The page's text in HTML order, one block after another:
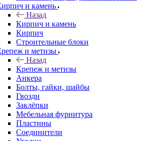
и камень
Назад
Кирпич и камень
Кирпич
Строительные блоки
и метизы
Назад
Крепеж и метизы
Анкера
Болты, гайки, шайбы
Гвозди
Заклёпки
Мебельная фурнитура
Пластины
Соединители